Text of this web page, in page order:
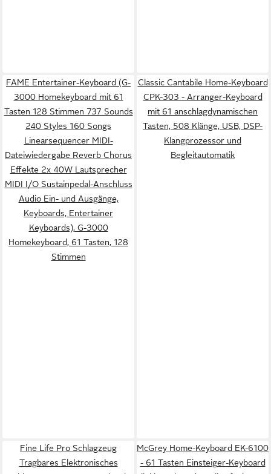
FAME Entertainer-Keyboard (G-
3000 Homekeyboard mit 61
Tasten 128 Stimmen 737 Sounds
240 Styles 160 Songs
Linearsequencer MIDI-
Dateiwiedergabe Reverb Chorus
Effekte 2x 40W Lautsprecher
MIDI I/O Sustainpedal-Anschluss
Audio Ein- und Ausgänge,
Keyboards, Entertainer
Keyboards), G-3000
Homekeyboard, 61 Tasten, 128
Stimmen
Classic Cantabile Home-Keyboard
CPK-303 - Arranger-Keyboard
mit 61 anschlagdynamischen
Tasten, 508 Klänge, USB, DSP-
Klangprozessor und
Begleitautomatik
Fine Life Pro Schlagzeug
Tragbares Elektronisches
McGrey Home-Keyboard EK-6100
- 61 Tasten Einsteiger-Keyboard